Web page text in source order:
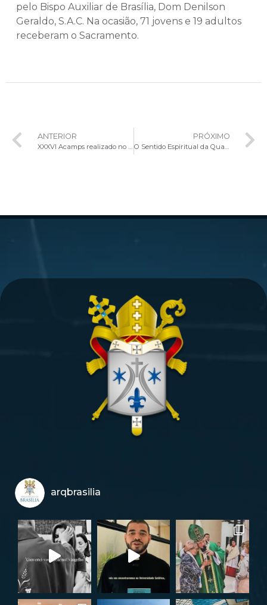
pelo Bispo Auxiliar de Brasília, Dom Denilson
Geraldo, S.A.C. Na ocasião, 71 jovens e 19 adultos
receberam o Sacramento.
ANTERIOR
XXXVI Acamps realizado no período de Carnaval
PRÓXIMO
O Sentido Espiritual da Quaresma é tema central de Momento de Espiritualidade no Santuário Nossa Senhora da Saúde
arqbrasilia